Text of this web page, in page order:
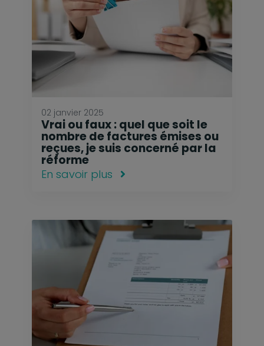
02 janvier 2025
Vrai ou faux : quel que soit le
nombre de factures émises ou
reçues, je suis concerné par la
réforme
En savoir plus